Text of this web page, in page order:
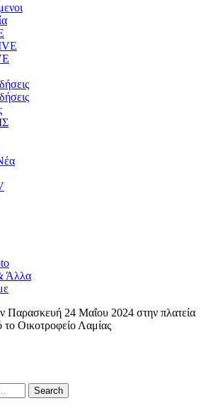
Άλλα
Παρασκευή 24 Μαΐου 2024 στην πλατεία
Οικοτροφείο Λαμίας